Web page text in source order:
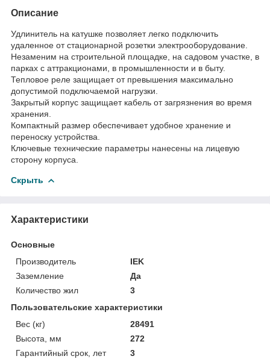
Описание
Удлинитель на катушке позволяет легко подключить
удаленное от стационарной розетки электрооборудование.
Незаменим на строительной площадке, на садовом участке, в
парках с аттракционами, в промышленности и в быту.
Тепловое реле защищает от превышения максимально
допустимой подключаемой нагрузки.
Закрытый корпус защищает кабель от загрязнения во время
хранения.
Компактный размер обеспечивает удобное хранение и
переноску устройства.
Ключевые технические параметры нанесены на лицевую
сторону корпуса.
Скрыть
Характеристики
Основные
Производитель
IEK
Заземление
Да
Количество жил
3
Пользовательские характеристики
Вес (кг)
28491
Высота, мм
272
Гарантийный срок, лет
3